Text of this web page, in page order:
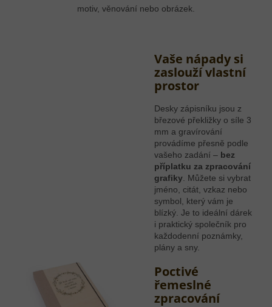
motiv, věnování nebo obrázek.
Vaše nápady si
zaslouží vlastní
prostor
Desky zápisníku jsou z
březové překližky o síle 3
mm a gravírování
provádíme přesně podle
vašeho zadání – bez
příplatku za zpracování
grafiky . Můžete si vybrat
jméno, citát, vzkaz nebo
symbol, který vám je
blízký. Je to ideální dárek
i praktický společník pro
každodenní poznámky,
plány a sny.
Poctivé
řemeslné
zpracování